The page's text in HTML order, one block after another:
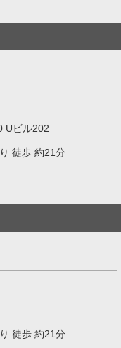
Uビル202
徒歩 約21分
徒歩 約21分